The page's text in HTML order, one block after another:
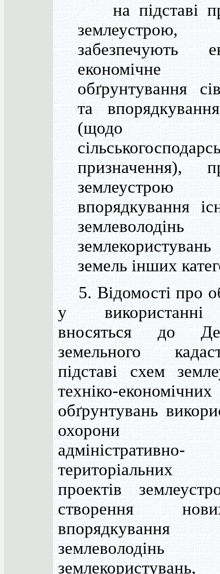
на підставі
забезпечують
економічне
обґрунтування
та
(щодо
призначення),
землеустрою
впорядкування
земель інших
5. Відомості про
у
вносяться до
земельного
підставі схем
техніко-економічних
обґрунтувань
охорони
адміністративно-
територіальних
проектів
створення
впорядкування
землекористувань,